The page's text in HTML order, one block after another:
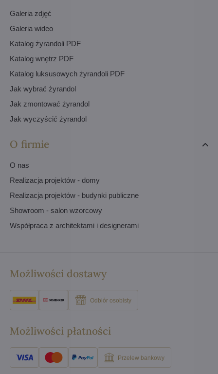
Galeria zdjęć
Galeria wideo
Katalog żyrandoli PDF
Katalog wnętrz PDF
Katalog luksusowych żyrandoli PDF
Jak wybrać żyrandol
Jak zmontować żyrandol
Jak wyczyścić żyrandol
O firmie
O nas
Realizacja projektów - domy
Realizacja projektów - budynki publiczne
Showroom - salon wzorcowy
Współpraca z architektami i designerami
Możliwości dostawy
Odbiór osobisty
Możliwości płatności
Przelew bankowy